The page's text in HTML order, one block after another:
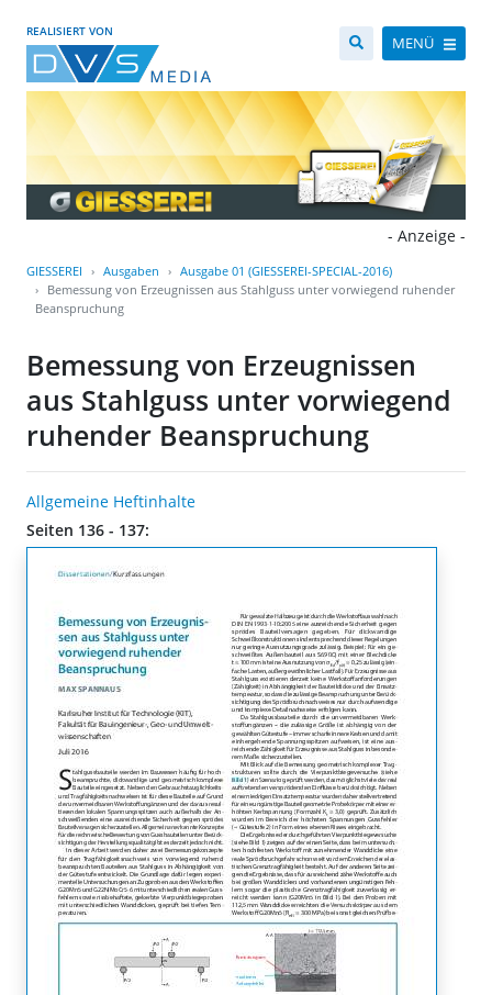
REALISIERT VON
MENÜ
- Anzeige -
GIESSEREI Ausgaben
Ausgabe 01 (GIESSEREI-SPECIAL-2016)
Bemessung von Erzeugnissen aus Stahlguss unter vorwiegend ruhender
Beanspruchung
Bemessung von Erzeugnissen
aus Stahlguss unter vorwiegend
ruhender Beanspruchung
Allgemeine Heftinhalte
Seiten 136 - 137: